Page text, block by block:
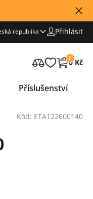
republika Přihlásit
0
0 Kč
Příslušenství
Kód: ETA122600140